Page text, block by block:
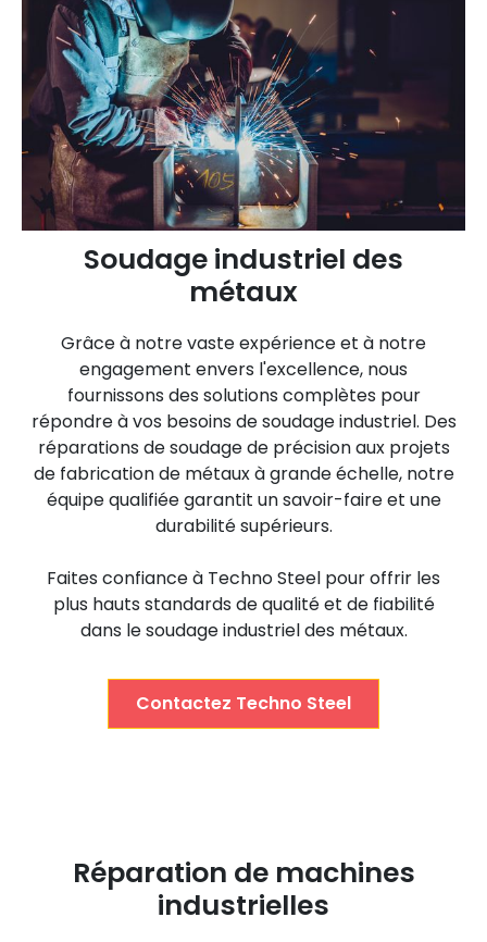
Soudage industriel des
métaux
Grâce à notre vaste expérience et à notre
engagement envers l'excellence, nous
fournissons des solutions complètes pour
répondre à vos besoins de soudage industriel. Des
réparations de soudage de précision aux projets
de fabrication de métaux à grande échelle, notre
équipe qualifiée garantit un savoir-faire et une
durabilité supérieurs.
Faites confiance à Techno Steel pour offrir les
plus hauts standards de qualité et de fiabilité
dans le soudage industriel des métaux.
Contactez Techno Steel
Réparation de machines
industrielles